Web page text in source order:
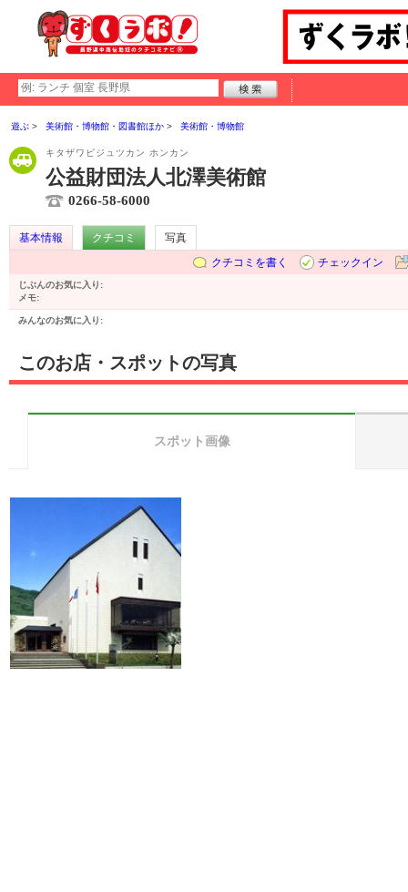
遊ぶ 美術館・博物館・図書館ほか 美術館・博物館
キタザワビジュツカン ホンカン
公益財団法人北澤美術館
0266-58-6000
基本情報 クチコミ
写真
クチコミを書く
チェックイン
じぶんのお気に入り:
メモ:
みんなのお気に入り:
このお店・スポットの写真
スポット画像